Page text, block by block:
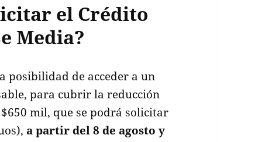
el Crédito
Media?
posibilidad de acceder a un
para cubrir la reducción
mil, que se podrá solicitar
a partir del 8 de agosto y